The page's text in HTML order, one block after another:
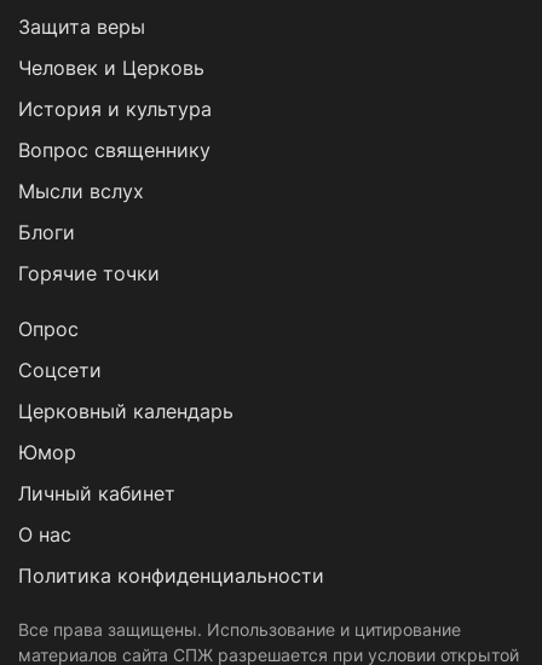
Защита веры
Человек и Церковь
История и культура
Вопрос священнику
Мысли вслух
Блоги
Горячие точки
Опрос
Cоцсети
Церковный календарь
Юмор
Личный кабинет
О нас
Политика конфиденциальности
Все права защищены. Использование и цитирование
материалов сайта СПЖ разрешается при условии открытой